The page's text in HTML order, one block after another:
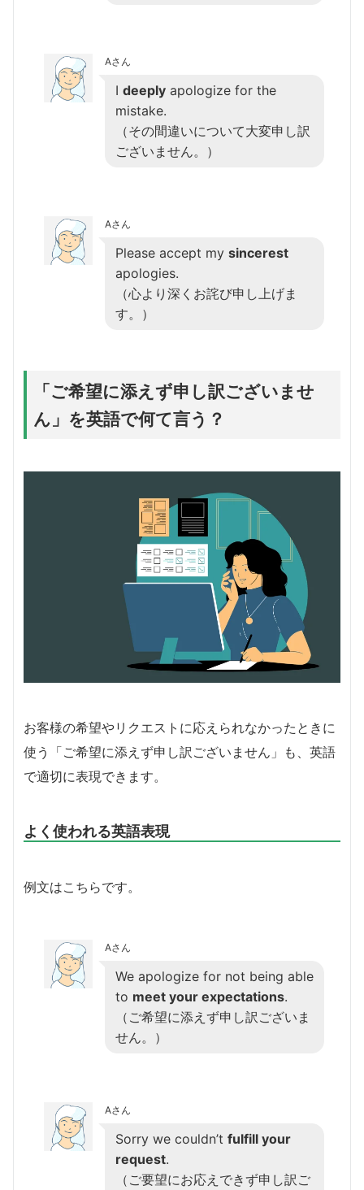
Aさん
I deeply apologize for the
mistake.
（その間違いについて大変申し訳
ございません。）
Aさん
Please accept my sincerest
apologies.
（心より深くお詫び申し上げま
す。）
「ご希望に添えず申し訳ございませ
ん」を英語で何て言う？
お客様の希望やリクエストに応えられなかったときに
使う「ご希望に添えず申し訳ございません」も、英語
で適切に表現できます。
よく使われる英語表現
例文はこちらです。
Aさん
We apologize for not being able
to meet your expectations.
（ご希望に添えず申し訳ございま
せん。）
Aさん
Sorry we couldn’t fulfill your
request.
（ご要望にお応えできず申し訳ご